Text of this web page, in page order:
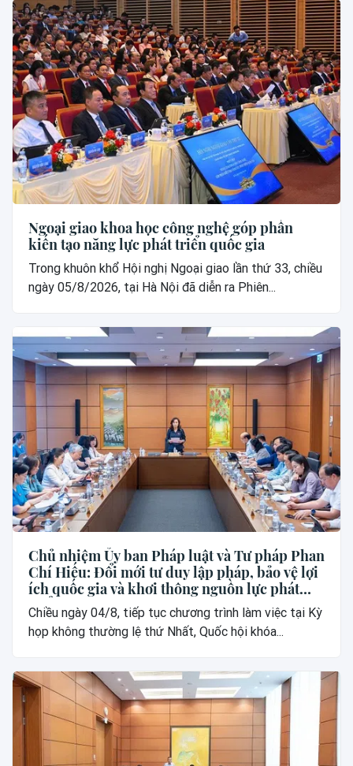
Ngoại giao khoa học công nghệ góp phần
kiến tạo năng lực phát triển quốc gia
Trong khuôn khổ Hội nghị Ngoại giao lần thứ 33, chiều
ngày 05/8/2026, tại Hà Nội đã diễn ra Phiên...
Chủ nhiệm Ủy ban Pháp luật và Tư pháp Phan
Chí Hiếu: Đổi mới tư duy lập pháp, bảo vệ lợi
ích quốc gia và khơi thông nguồn lực phát
triển
Chiều ngày 04/8, tiếp tục chương trình làm việc tại Kỳ
họp không thường lệ thứ Nhất, Quốc hội khóa...